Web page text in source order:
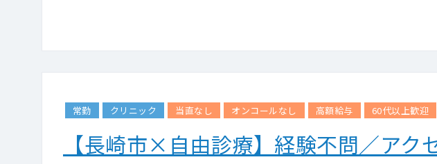
常勤 クリニック 当直なし オンコールなし 高額給与 60代以上歓迎
【長崎市×自由診療】経験不問／アク